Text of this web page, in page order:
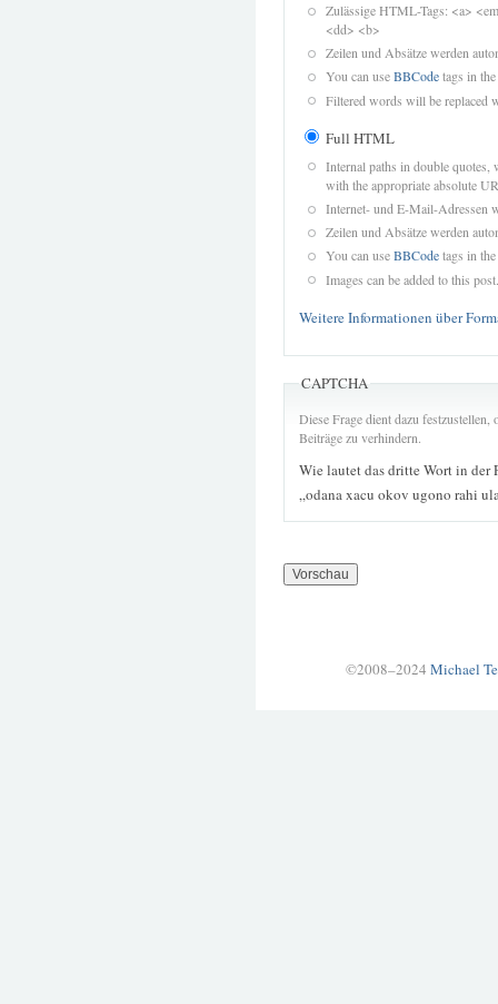
Zulässige HTML-Tags: <a>
<dd> <b>
Zeilen und Absätze werden
You can useBBCodetags in
Filtered words will be replaced
Full HTML
Internal paths in double quotes,
with the appropriate absolute
Internet- und E-Mail-Adressen
Zeilen und Absätze werden
You can useBBCodetags in
Images can be added to this post.
Weitere Informationen über
CAPTCHA
Diese Frage dient dazu
Beiträge zu verhindern.
Wie lautet das dritte Wort in der
„odana xacu okov ugono rahi
©2008–2024 Michael